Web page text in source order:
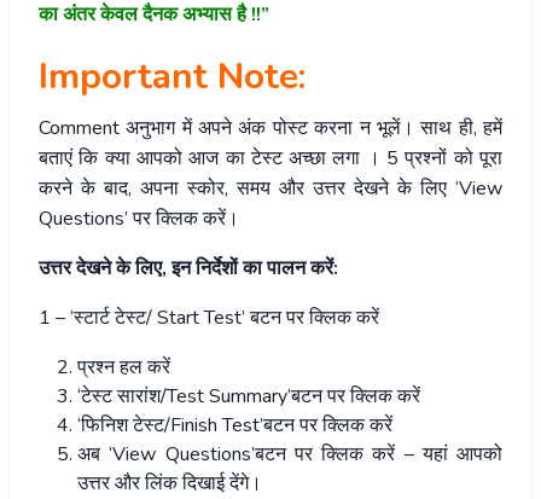
का अंतर केवल दैनक अभ्यास है !!”
Important Note:
Comment अनुभाग में अपने अंक पोस्ट करना न भूलें। साथ ही, हमें
बताएं कि क्या आपको आज का टेस्ट अच्छा लगा । 5 प्रश्नों को पूरा
करने के बाद, अपना स्कोर, समय और उत्तर देखने के लिए ‘View
Questions’ पर क्लिक करें।
उत्तर देखने के लिए, इन निर्देशों का पालन करें:
1 – ‘स्टार्ट टेस्ट/ Start Test’ बटन पर क्लिक करें
प्रश्न हल करें
‘टेस्ट सारांश/Test Summary’बटन पर क्लिक करें
‘फिनिश टेस्ट/Finish Test’बटन पर क्लिक करें
अब ‘View Questions’बटन पर क्लिक करें – यहां आपको
उत्तर और लिंक दिखाई देंगे।